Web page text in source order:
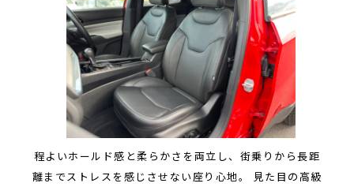
程よいホールド感と柔らかさを両立し、街乗りから長距
離までストレスを感じさせない座り心地。 見た目の高級